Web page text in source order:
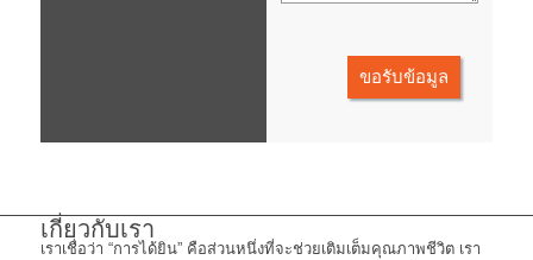
ขอรับข้อมูล
เกี่ยวกับเรา
เราเชื่อว่า “การได้ยิน” คือส่วนหนึ่งที่จะช่วยเติมเต็มคุณภาพชีวิต เรา